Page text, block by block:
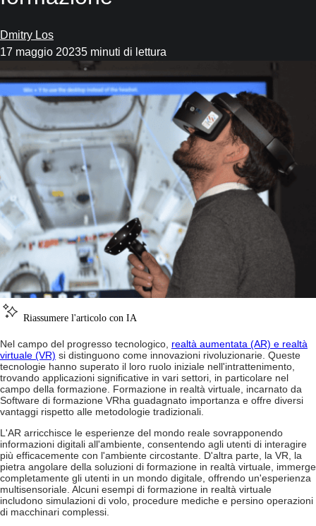
Dmitry Los
17 maggio 20235 minuti di lettura
Riassumere l'articolo con IA
Nel campo del progresso tecnologico, realtà aumentata (AR) e realtà
virtuale (VR) si distinguono come innovazioni rivoluzionarie. Queste
tecnologie hanno superato il loro ruolo iniziale nell'intrattenimento,
trovando applicazioni significative in vari settori, in particolare nel
campo della formazione. Formazione in realtà virtuale , incarnato da
Software di formazione VRha guadagnato importanza e offre diversi
vantaggi rispetto alle metodologie tradizionali.
L'AR arricchisce le esperienze del mondo reale sovrapponendo
informazioni digitali all'ambiente, consentendo agli utenti di interagire
più efficacemente con l'ambiente circostante. D'altra parte, la VR, la
pietra angolare della soluzioni di formazione in realtà virtuale , immerge
completamente gli utenti in un mondo digitale, offrendo un'esperienza
multisensoriale. Alcuni esempi di formazione in realtà virtuale
includono simulazioni di volo, procedure mediche e persino operazioni
di macchinari complessi.